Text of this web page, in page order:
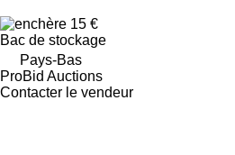
15 €
Bac de stockage
Pays-Bas
ProBid Auctions
Contacter le vendeur